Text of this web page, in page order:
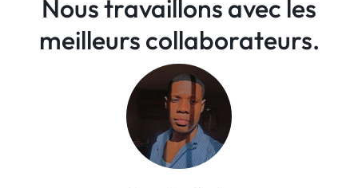
Nous travaillons avec les
meilleurs collaborateurs.